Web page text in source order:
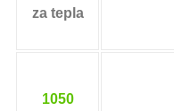
za tepla
1050